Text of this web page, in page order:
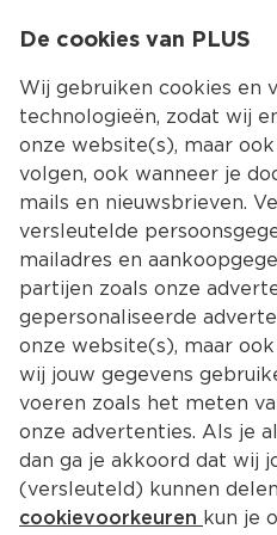
Terug
De cookies van PLUS
Wij gebruiken cookies en
technologieën, zodat wij
onze website(s), maar
volgen, ook wanneer je
mails en nieuwsbrieven.
versleutelde
mailadres en
partijen zoals onze
gepersonaliseerde
onze website(s), maar
wij jouw gegevens
voeren zoals het meten
onze advertenties. Als je
dan ga je akkoord dat wij
(versleuteld) kunnen
cookievoorkeuren kun je